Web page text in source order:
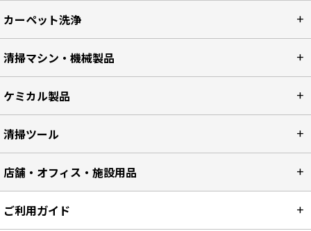
カーペット洗浄
清掃マシン・機械製品
ケミカル製品
清掃ツール
店舗・オフィス・施設用品
ご利用ガイド